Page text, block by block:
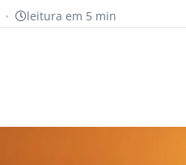
• leitura em 5 min